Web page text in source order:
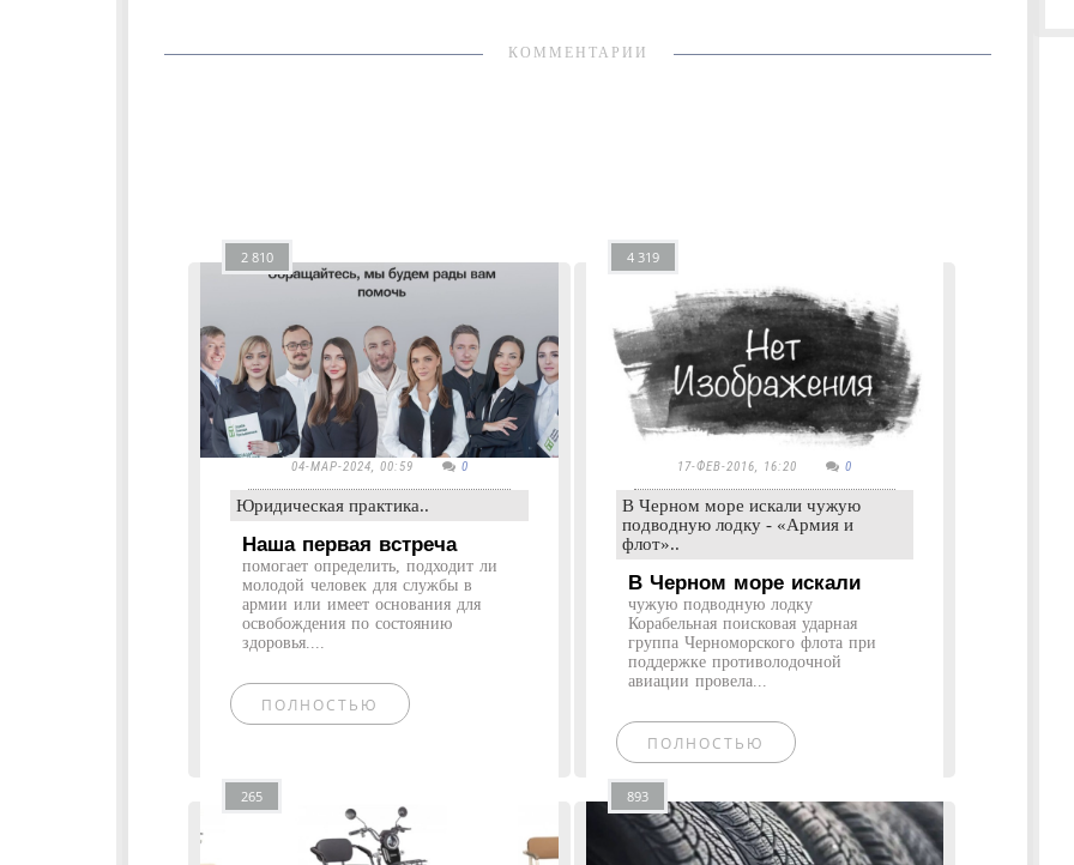
КОММЕНТАРИИ
2 810
04-МАР-2024, 00:59 0
Юридическая практика..
Наша первая встреча
помогает определить, подходит ли
молодой человек для службы в
армии или имеет основания для
освобождения по состоянию
здоровья....
ПОЛНОСТЬЮ
4 319
17-ФЕВ-2016, 16:20 0
В Черном море искали чужую
подводную лодку - «Армия и
флот»..
В Черном море искали
чужую подводную лодку
Корабельная поисковая ударная
группа Черноморского флота при
поддержке противолодочной
авиации провела...
ПОЛНОСТЬЮ
265 893